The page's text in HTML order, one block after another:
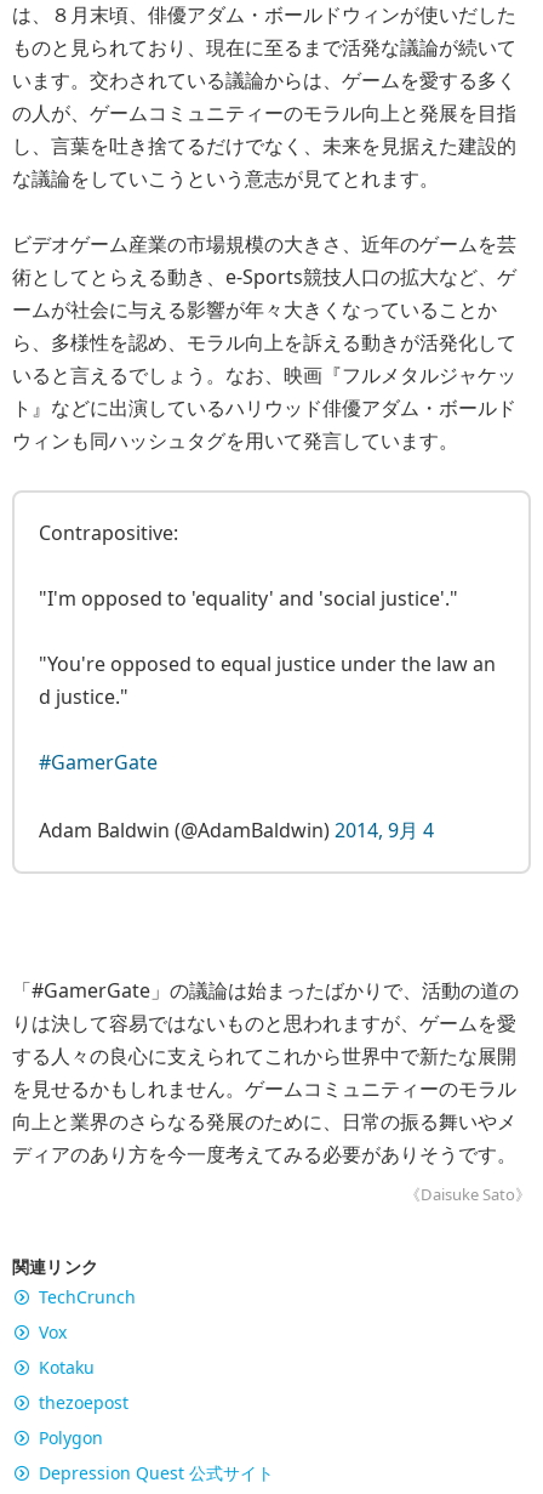
は、８月末頃、俳優アダム・ボールドウィンが使いだした
ものと見られており、現在に至るまで活発な議論が続いて
います。交わされている議論からは、ゲームを愛する多く
の人が、ゲームコミュニティーのモラル向上と発展を目指
し、言葉を吐き捨てるだけでなく、未来を見据えた建設的
な議論をしていこうという意志が見てとれます。
ビデオゲーム産業の市場規模の大きさ、近年のゲームを芸
術としてとらえる動き、e-Sports競技人口の拡大など、ゲ
ームが社会に与える影響が年々大きくなっていることか
ら、多様性を認め、モラル向上を訴える動きが活発化して
いると言えるでしょう。なお、映画『フルメタルジャケッ
ト』などに出演しているハリウッド俳優アダム・ボールド
ウィンも同ハッシュタグを用いて発言しています。
Contrapositive:
"I'm opposed to 'equality' and 'social justice'."
"You're opposed to equal justice under the law an
d justice."
#GamerGate
Adam Baldwin (@AdamBaldwin)2014, 9月 4
「#GamerGate」の議論は始まったばかりで、活動の道の
りは決して容易ではないものと思われますが、ゲームを愛
する人々の良心に支えられてこれから世界中で新たな展開
を見せるかもしれません。ゲームコミュニティーのモラル
向上と業界のさらなる発展のために、日常の振る舞いやメ
ディアのあり方を今一度考えてみる必要がありそうです。
《Daisuke Sato》
関連リンク
TechCrunch
Vox
Kotaku
thezoepost
Polygon
Depression Quest 公式サイト